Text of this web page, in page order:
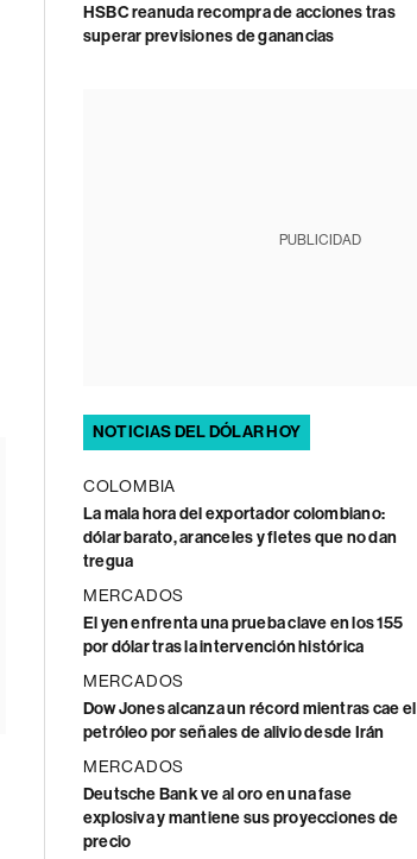
HSBC reanuda recompra de acciones tras
superar previsiones de ganancias
PUBLICIDAD
NOTICIAS DEL DÓLAR HOY
COLOMBIA
La mala hora del exportador colombiano:
dólar barato, aranceles y fletes que no dan
tregua
MERCADOS
El yen enfrenta una prueba clave en los 155
por dólar tras la intervención histórica
MERCADOS
Dow Jones alcanza un récord mientras cae el
petróleo por señales de alivio desde Irán
MERCADOS
Deutsche Bank ve al oro en una fase
explosiva y mantiene sus proyecciones de
precio